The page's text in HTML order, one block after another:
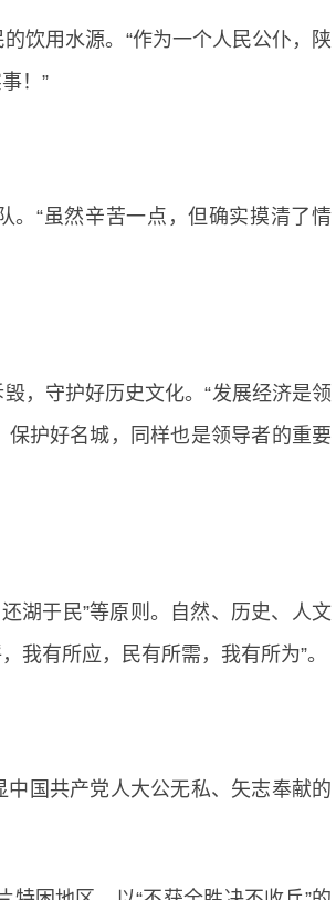
饮用水源。“作为一个人民公仆，陕
！”
。“虽然辛苦一点，但确实摸清了情
，守护好历史文化。“发展经济是领
护好名城，同样也是领导者的重要
湖于民”等原则。自然、历史、人文
我有所应，民有所需，我有所为”。
国共产党人大公无私、矢志奉献的